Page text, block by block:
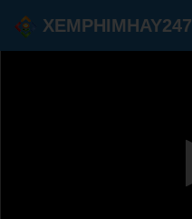
XEMPHIMHAY247